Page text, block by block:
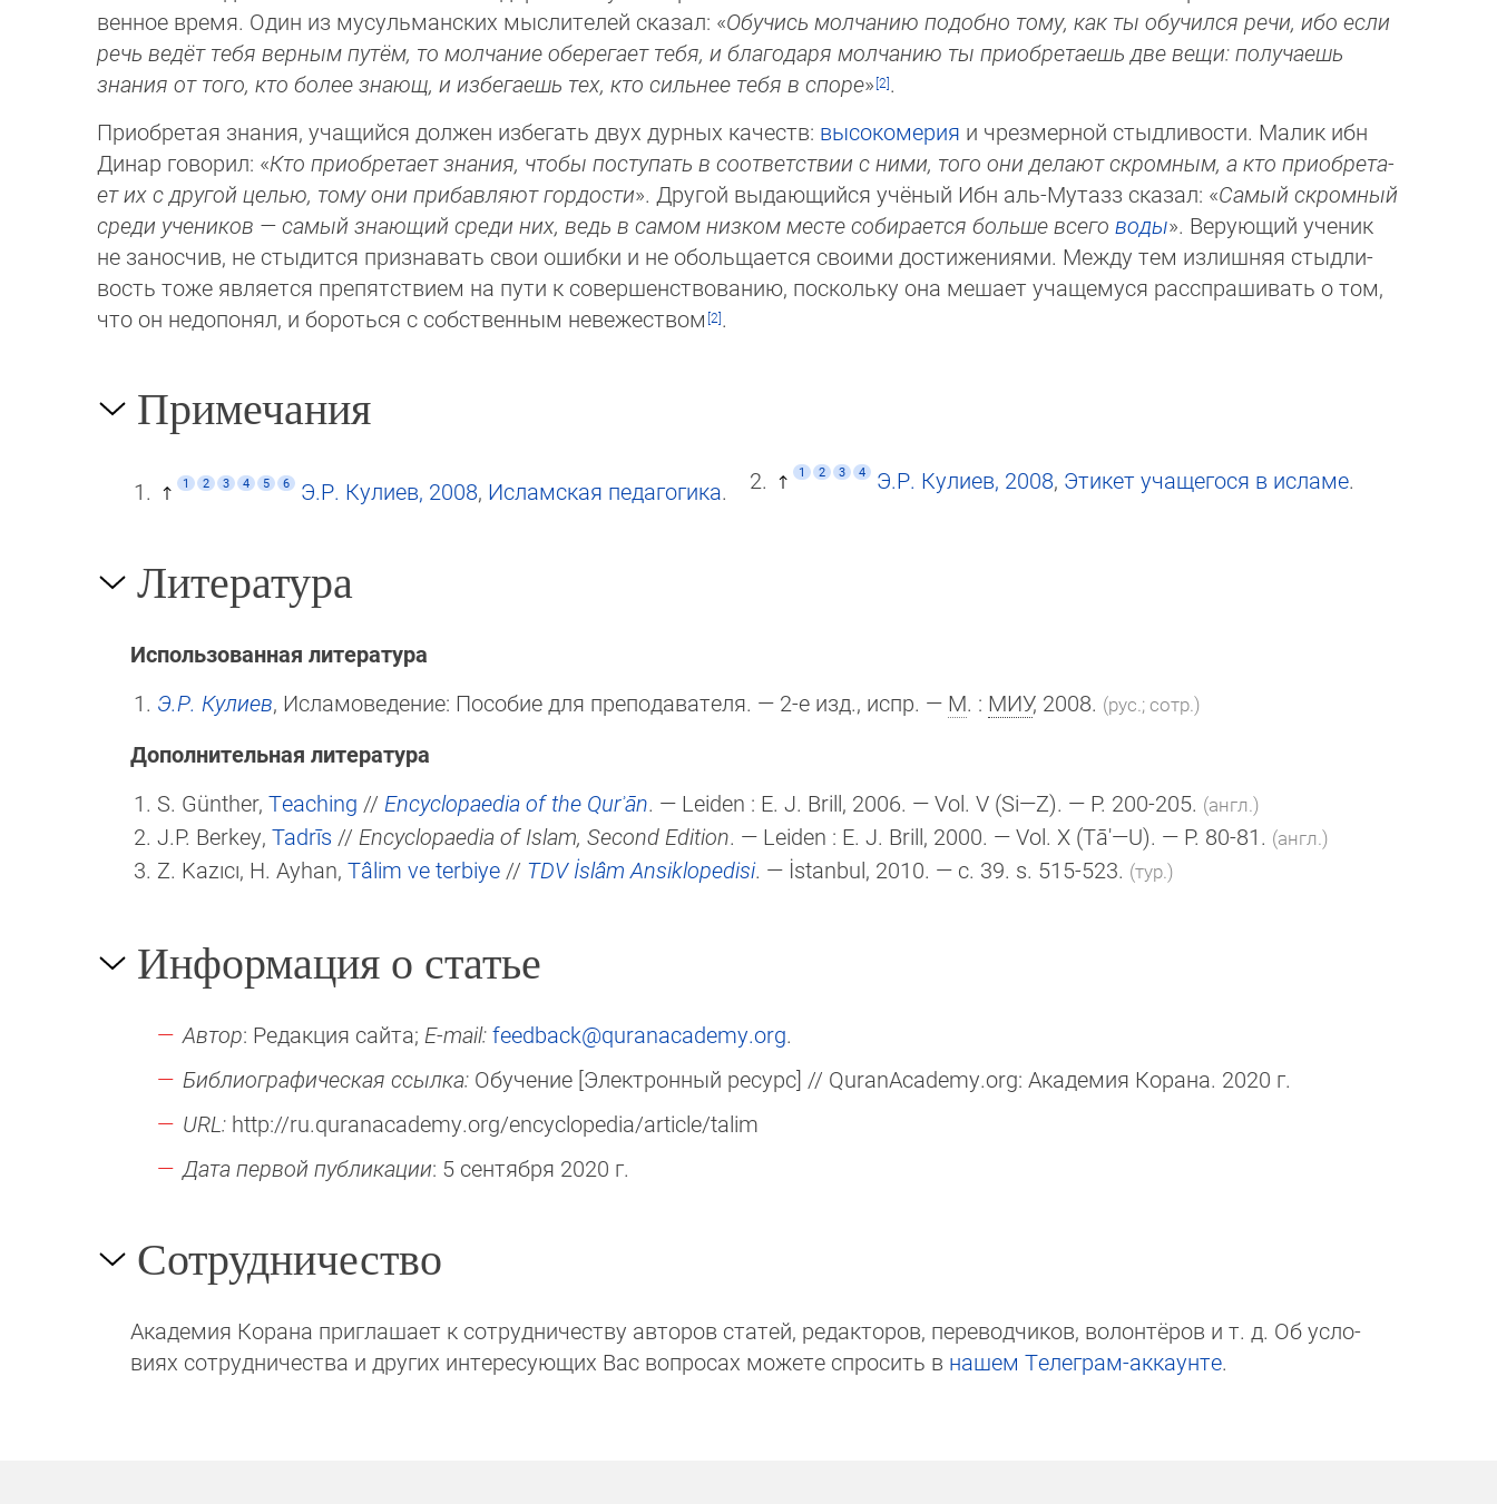
вен­ное время. Один из мусульманских мыслителей сказал: «Обучись молчанию подобно тому, как ты обучился речи, ибо если
речь ведёт тебя верным путём, то молчание оберегает тебя, и благодаря молчанию ты приобретаешь две вещи: по­лу­ча­ешь
знания от того, кто более знающ, и избегаешь тех, кто сильнее тебя в споре»
.
Приобретая знания, учащийся должен избегать двух дурных качеств: высокомерия и чрезмерной стыдливости. Малик ибн
Динар говорил: «Кто приобретает знания, чтобы поступать в соответствии с ними, того они делают скромным, а кто при­об­ре­та­
ет их с другой целью, тому они прибавляют гордости». Другой выдающийся учёный Ибн аль-Мутазз сказал: «Самый скром­ный
среди учеников — самый знающий среди них, ведь в самом низком месте собирается больше всего воды». Верующий уче­ник
не заносчив, не стыдится признавать свои ошибки и не обольщается своими достижениями. Между тем излишняя стыд­ли­
вость тоже является препятствием на пути к совершенствованию, поскольку она мешает учащемуся расспрашивать о том,
что он недопонял, и бороться с собственным невежеством
.
Примечания
1 2 3 4 5 6 Э.Р. Кулиев, 2008, Исламская педагогика.
1 2 3 4 Э.Р. Кулиев, 2008, Этикет учащегося в исламе.
Литература
Использованная литература
Э.Р. Кулиев, Исламоведение: Пособие для преподавателя. — 2-е изд., испр. — М. : МИУ, 2008. (рус.; сотр.)
Дополнительная литература
S. Günther, Teaching // Encyclopaedia of the Qurʾān. — Leiden : E. J. Brill, 2006. — Vol. V (Si—Z). — P. 200-205. (англ.)
J.P. Berkey, Tadrīs // Encyclopaedia of Islam, Second Edition. — Leiden : E. J. Brill, 2000. — Vol. X (Tā'—U). — P. 80-81. (англ.)
Z. Kazıcı, H. Ayhan, Tâlim ve terbiye // TDV İslâm Ansiklopedisi. — İstanbul, 2010. — c. 39. s. 515-523. (тур.)
Информация о статье
Автор: Редакция сайта; E-mail:feedback@quranacademy.org.
Библиографическая ссылка: Обучение [Электронный ресурс] // QuranAcademy.org: Академия Корана. 2020 г.
URL: http://ru.quranacademy.org/encyclopedia/article/talim
Дата первой публикации: 5 сентября 2020 г.
Сотрудничество
Академия Корана при­гла­ша­ет к сотруд­ни­чест­ву авторов статей, редакто­ров, пере­вод­чи­ков, волон­тёров и т. д. Об ус­ло­
виях сотрудни­чест­ва и других интере­сую­щих Вас вопросах мо­же­те спросить в на­шем Те­ле­грам-ак­каунте.